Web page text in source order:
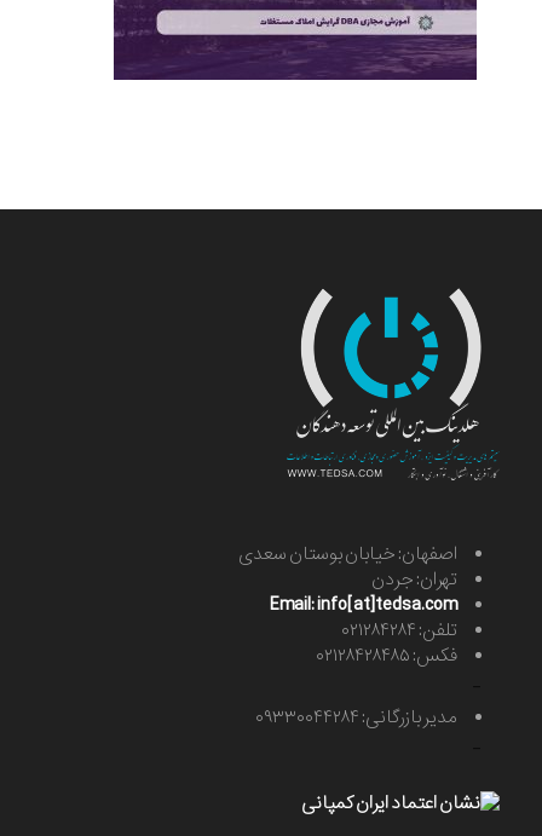
اصفهان: خیابان بوستان سعدی
تهران: جردن
Email: info[at]tedsa.com
تلفن: ۰۲۱۲۸۴۲۸۴
فکس: ۰۲۱۲۸۴۲۸۴۸۵
مدیر بازرگانی: ۰۹۳۳۰۰۴۴۲۸۴